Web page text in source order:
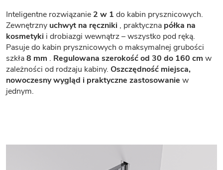
Inteligentne rozwiązanie 2 w 1 do kabin prysznicowych.
Zewnętrzny uchwyt na ręczniki , praktyczna półka na
kosmetyki i drobiazgi wewnątrz – wszystko pod ręką.
Pasuje do kabin prysznicowych o maksymalnej grubości
szkła8 mm . Regulowana szerokość od 30 do 160 cm w
zależności od rodzaju kabiny. Oszczędność miejsca,
nowoczesny wygląd i praktyczne zastosowanie w
jednym.